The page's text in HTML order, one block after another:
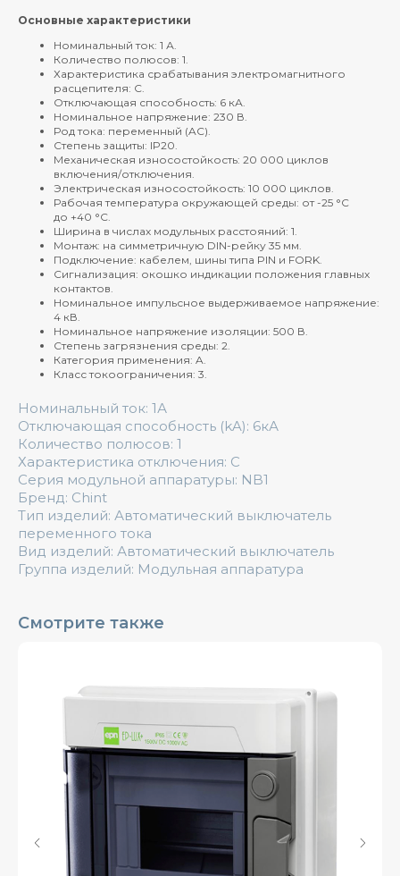
Основные характеристики
Номинальный ток: 1 А.
Количество полюсов: 1.
Характеристика срабатывания электромагнитного
расцепителя: C.
Отключающая способность: 6 кА.
Номинальное напряжение: 230 В.
Род тока: переменный (AC).
Степень защиты: IP20.
Механическая износостойкость: 20 000 циклов
включения/отключения.
Электрическая износостойкость: 10 000 циклов.
Рабочая температура окружающей среды: от -25 °C
до +40 °C.
Ширина в числах модульных расстояний: 1.
Монтаж: на симметричную DIN-рейку 35 мм.
Подключение: кабелем, шины типа PIN и FORK.
Сигнализация: окошко индикации положения главных
контактов.
Номинальное импульсное выдерживаемое напряжение:
4 кВ.
Номинальное напряжение изоляции: 500 В.
Степень загрязнения среды: 2.
Категория применения: A.
Класс токоограничения: 3.
Номинальный ток: 1А
Отключающая способность (kA): 6кА
Количество полюсов: 1
Характеристика отключения: C
Серия модульной аппаратуры: NB1
Бренд: Chint
Тип изделий: Автоматический выключатель
переменного тока
Вид изделий: Автоматический выключатель
Группа изделий: Модульная аппаратура
Смотрите также